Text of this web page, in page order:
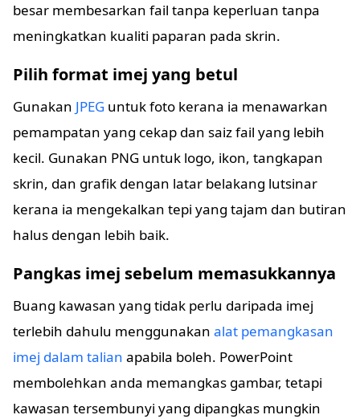
besar membesarkan fail tanpa keperluan tanpa
meningkatkan kualiti paparan pada skrin.
Pilih format imej yang betul
Gunakan JPEG untuk foto kerana ia menawarkan
pemampatan yang cekap dan saiz fail yang lebih
kecil. Gunakan PNG untuk logo, ikon, tangkapan
skrin, dan grafik dengan latar belakang lutsinar
kerana ia mengekalkan tepi yang tajam dan butiran
halus dengan lebih baik.
Pangkas imej sebelum memasukkannya
Buang kawasan yang tidak perlu daripada imej
terlebih dahulu menggunakan alat pemangkasan
imej dalam talian apabila boleh. PowerPoint
membolehkan anda memangkas gambar, tetapi
kawasan tersembunyi yang dipangkas mungkin